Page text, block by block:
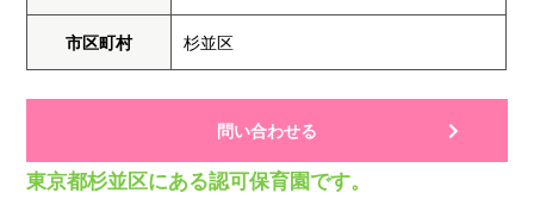
市区町村 杉並区
問い合わせる
東京都杉並区にある認可保育園です。